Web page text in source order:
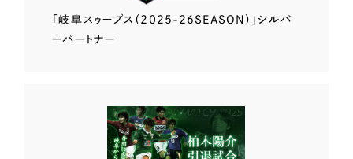
「岐阜スゥープス （2025-26SEASON）」 シルバ
ーパートナー